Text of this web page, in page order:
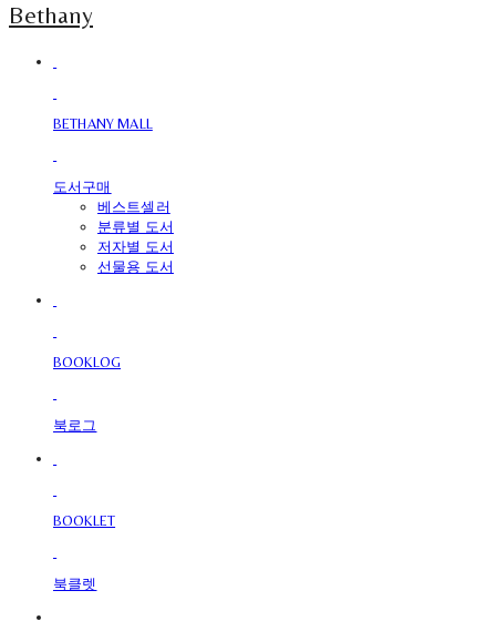
Bethany
BETHANY MALL
도서구매
베스트셀러
분류별 도서
저자별 도서
선물용 도서
BOOKLOG
북로그
BOOKLET
북클렛